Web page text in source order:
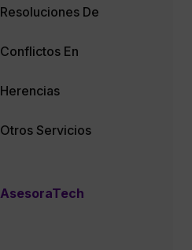
Resoluciones De
Conflictos En
Herencias
Otros Servicios
AsesoraTech